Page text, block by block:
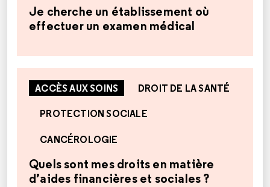
Je cherche un établissement où
effectuer un examen médical
ACCÈS AUX SOINS DROIT DE LA SANTÉ
PROTECTION SOCIALE
CANCÉROLOGIE
Quels sont mes droits en matière
d’aides financières et sociales ?